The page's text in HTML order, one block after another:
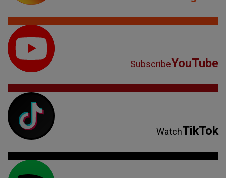
SubscribeYouTube
WatchTikTok